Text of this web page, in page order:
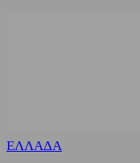
ΕΛΛΑΔΑ